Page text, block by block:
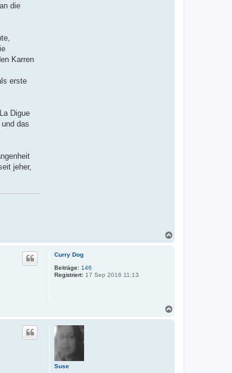
die
Karren
erste
Digue
das
jeher,
Curry Dog
Beiträge: 146
Registriert: 17 Sep 2016 11:13
Suse